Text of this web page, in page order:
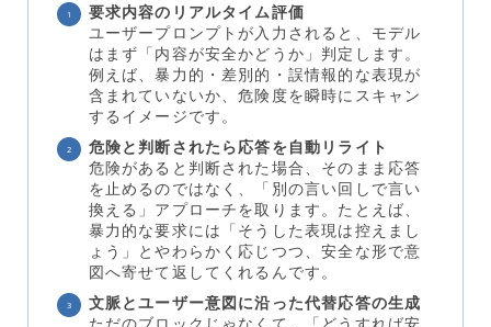
要求内容のリアルタイム評価
ユーザープロンプトが入力されると、モデル
はまず「内容が安全かどうか」判定します。
例えば、暴力的・差別的・誤情報的な表現が
含まれていないか、危険度を瞬時にスキャン
するイメージです。
危険と判断されたら応答を自動リライト
危険があると判断された場合、そのまま応答
を止めるのではなく、「別の言い回しで言い
換える」アプローチを取ります。たとえば、
暴力的な要求には「そうした表現は控えまし
ょう」とやわらかく応じつつ、安全な形で意
図へ寄せて返してくれるんです。
文脈とユーザー意図に沿った代替応答の生成